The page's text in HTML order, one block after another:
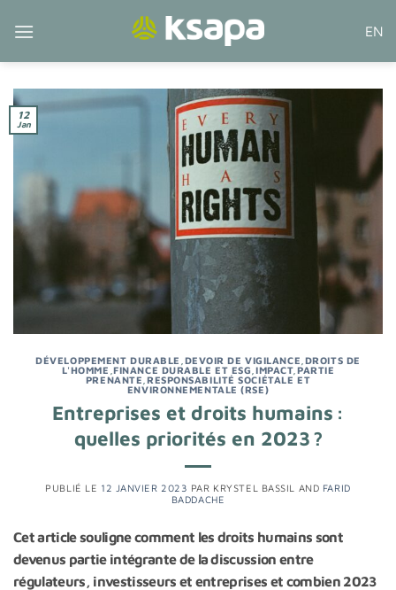
EN
12
Jan
DÉVELOPPEMENT DURABLE DEVOIR DE VIGILANCE DROITS DE
L'HOMME ,FINANCE DURABLE ET ESG ,IMPACT, PARTIE
PRENANTE RESPONSABILITÉ SOCIÉTALE ET
ENVIRONNEMENTALE (RSE)
Entreprises et droits humains :
quelles priorités en 2023 ?
PUBLIÉ LE 12 JANVIER 2023 PAR KRYSTEL BASSIL AND FARID
BADDACHE
Cet article souligne comment les droits humains sont
devenus partie intégrante de la discussion entre
régulateurs, investisseurs et entreprises et combien 2023